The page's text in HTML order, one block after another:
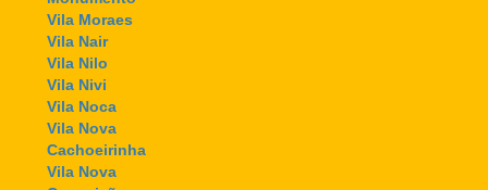
Vila Moraes
Vila Nair
Vila Nilo
Vila Nivi
Vila Noca
Vila Nova
Cachoeirinha
Vila Nova